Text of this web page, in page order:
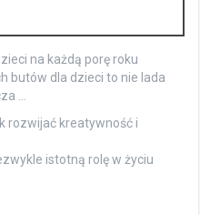
na każdą porę roku
butów dla dzieci to nie lada
…
rozwijać kreatywność i
istotną rolę w życiu